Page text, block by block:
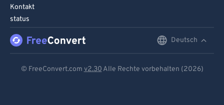
Kontakt
status
Deutsch
© FreeConvert.com v2.30 Alle Rechte vorbehalten (2026)